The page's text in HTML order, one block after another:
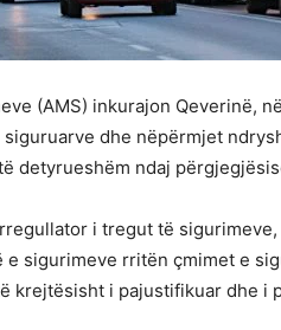
(AMS) inkurajon Qeverinë,
dhe nëpërmjet
detyrueshëm ndaj
i tregut të
sigurimeve rritën çmimet e
krejtësisht i pajustifikuar dhe i